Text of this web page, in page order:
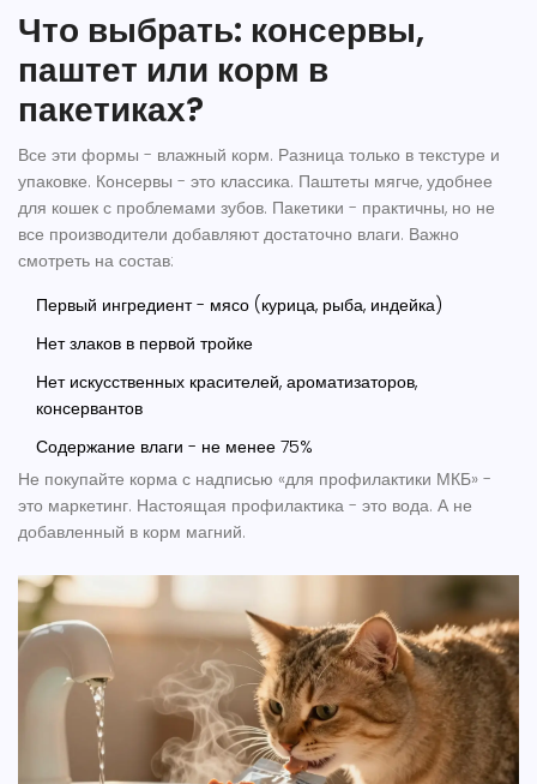
Что выбрать: консервы,
паштет или корм в
пакетиках?
Все эти формы - влажный корм. Разница только в текстуре и
упаковке. Консервы - это классика. Паштеты мягче, удобнее
для кошек с проблемами зубов. Пакетики - практичны, но не
все производители добавляют достаточно влаги. Важно
смотреть на состав:
Первый ингредиент - мясо (курица, рыба, индейка)
Нет злаков в первой тройке
Нет искусственных красителей, ароматизаторов,
консервантов
Содержание влаги - не менее 75%
Не покупайте корма с надписью «для профилактики МКБ» -
это маркетинг. Настоящая профилактика - это вода. А не
добавленный в корм магний.